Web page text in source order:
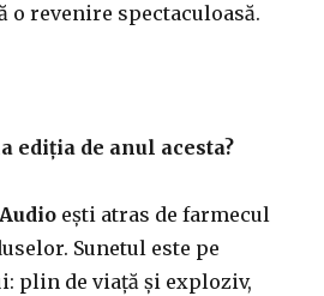
o revenire spectaculoasă.
ediția de anul acesta?
ești atras de farmecul
Sunetul este pe
plin de viață și exploziv,